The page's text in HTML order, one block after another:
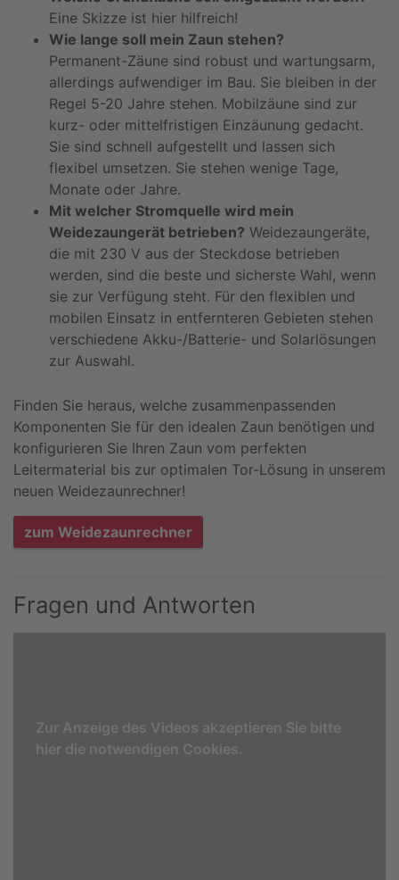
Eine Skizze ist hier hilfreich!
Wie lange soll mein Zaun stehen?
Permanent-Zäune sind robust und wartungsarm,
allerdings aufwendiger im Bau. Sie bleiben in der
Regel 5-20 Jahre stehen. Mobilzäune sind zur
kurz- oder mittelfristigen Einzäunung gedacht.
Sie sind schnell aufgestellt und lassen sich
flexibel umsetzen. Sie stehen wenige Tage,
Monate oder Jahre.
Mit welcher Stromquelle wird mein
Weidezaungerät betrieben? Weidezaungeräte,
die mit 230 V aus der Steckdose betrieben
werden, sind die beste und sicherste Wahl, wenn
sie zur Verfügung steht. Für den flexiblen und
mobilen Einsatz in entfernteren Gebieten stehen
verschiedene Akku-/Batterie- und Solarlösungen
zur Auswahl.
Finden Sie heraus, welche zusammenpassenden
Komponenten Sie für den idealen Zaun benötigen und
konfigurieren Sie Ihren Zaun vom perfekten
Leitermaterial bis zur optimalen Tor-Lösung in unserem
neuen Weidezaunrechner!
zum Weidezaunrechner
Fragen und Antworten
Zur Anzeige des Videos akzeptieren Sie bitte
hier die notwendigen Cookies.